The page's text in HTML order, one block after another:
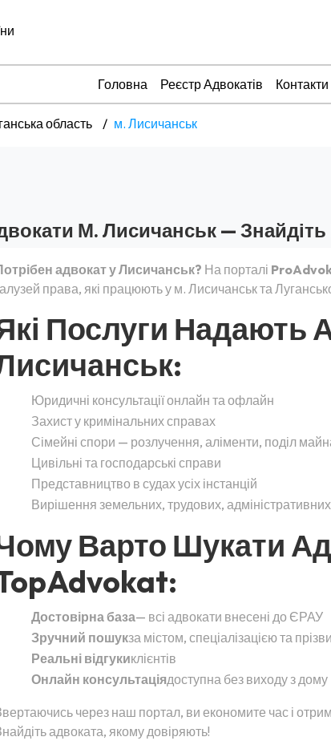
Головна Реєстр Адвокатів Контакти
область м. Лисичанськ
М. Лисичанськ —
адвокат у Лисичанськ? На порталі
права, які працюють у м. Лисичанськ та
Послуги Надають
Юридичні консультації онлайн та офлайн
Захист у кримінальних справах
Сімейні спори — розлучення, аліменти, поділ
Цивільні та господарські справи
Представництво в судах усіх інстанцій
Вирішення земельних, трудових,
Варто Шукати
Достовірна база— всі адвокати внесені до ЄРАУ
Зручний пошукза містом, спеціалізацією та
Реальні відгукиклієнтів
Онлайн консультаціядоступна без виходу з дому
через наш портал, ви економите час і
адвоката, якому довіряють!